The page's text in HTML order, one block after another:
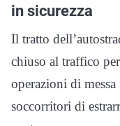
in sicurezza
Il tratto
chiuso al traffico
operazioni di messa
soccorritori di